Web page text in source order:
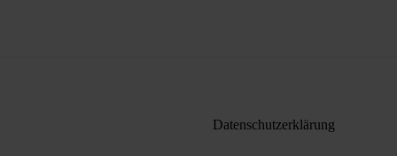
Datenschutzerklärung